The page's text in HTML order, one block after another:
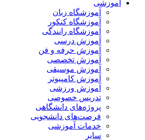
آموزشی
آموزشگاه زبان
آموزشگاه کنکور
آموزشگاه رانندگی
آموزش درسی
آموزش حرفه و فن
آموزش تخصصی
آموزش موسیقی
آموزش کامپیوتر
آموزش ورزشی
تدریس خصوصی
پروژه‌های دانشگاهی
فرصت‌های دانشجویی
خدمات آموزشی
سایر